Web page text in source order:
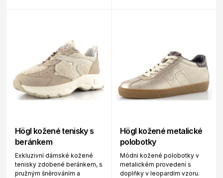
Högl kožené tenisky s
beránkem
Exkluzivní dámské kožené
tenisky zdobené beránkem, s
pružným šněrováním a
Högl kožené metalické
polobotky
Módní kožené polobotky v
metalickém provedení s
doplňky v leopardím vzoru.